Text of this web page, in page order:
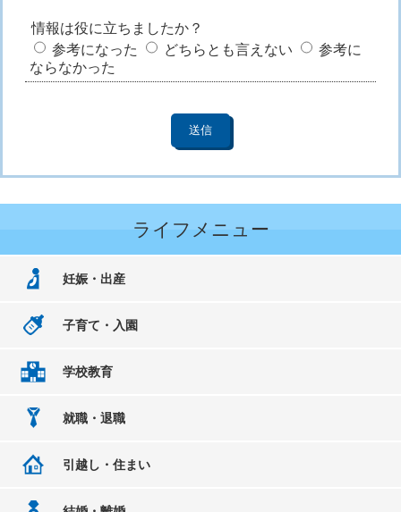
情報は役に立ちましたか？
参考になった
どちらとも言えない
参考に
ならなかった
ライフメニュー
妊娠・出産
子育て・入園
学校教育
就職・退職
引越し・住まい